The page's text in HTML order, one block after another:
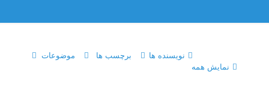
موضوعات برچسب ها
نویسنده ها
نمایش همه